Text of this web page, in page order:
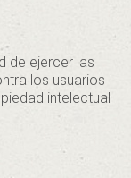
de ejercer las
los usuarios
intelectual